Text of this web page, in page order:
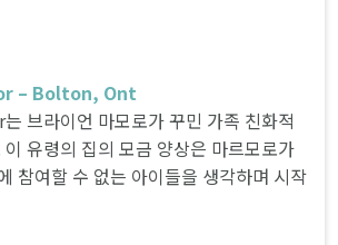
– Bolton, Ont
브라이언 마모로가 꾸민 가족 친화적
유령의 집의 모금 양상은 마르모로가
참여할 수 없는 아이들을 생각하며 시작